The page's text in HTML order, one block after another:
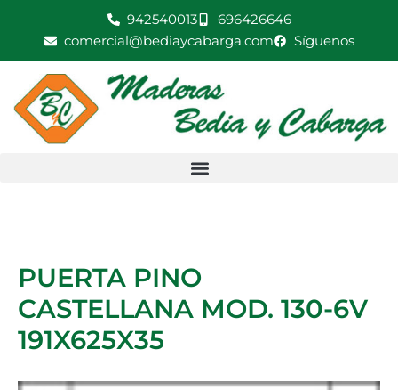
942540013
696426646
comercial@bediaycabarga.com
Síguenos
PUERTA PINO
CASTELLANA MOD. 130-6V
191X625X35
6V
191X625X35
cantidad